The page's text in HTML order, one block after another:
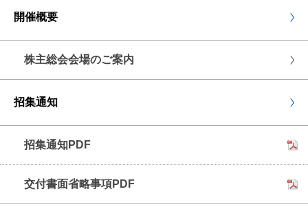
開催概要
株主総会会場のご案内
招集通知
招集通知PDF
交付書面省略事項PDF